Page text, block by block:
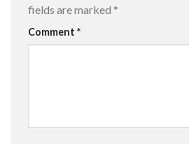
fields are marked *
Comment *